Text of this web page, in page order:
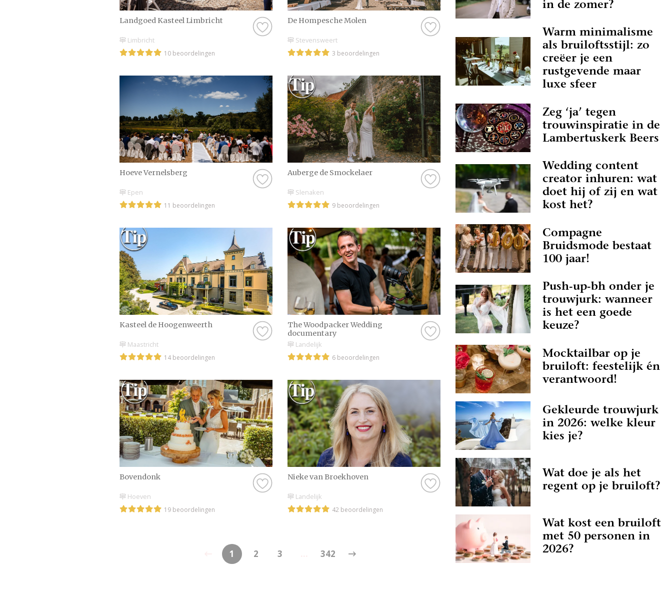
Landgoed Kasteel Limbricht
Limbricht
10 beoordelingen
De Hompesche Molen
Stevensweert
3 beoordelingen
Hoeve Vernelsberg
Epen
11 beoordelingen
Auberge de Smockelaer
Slenaken
9 beoordelingen
Kasteel de Hoogenweerth
Maastricht
14 beoordelingen
The Woodpacker Wedding
documentary
Landelijk
6 beoordelingen
Bovendonk
Hoeven
19 beoordelingen
Nieke van Broekhoven
Landelijk
42 beoordelingen
1 2 3 342
in de zomer?
Warm minimalisme
als bruiloftsstijl: zo
creëer je een
rustgevende maar
luxe sfeer
Zeg ‘ja’ tegen
trouwinspiratie in de
Lambertuskerk Beers
Wedding content
creator inhuren: wat
doet hij of zij en wat
kost het?
Compagne
Bruidsmode bestaat
100 jaar!
Push-up-bh onder je
trouwjurk: wanneer
is het een goede
keuze?
Mocktailbar op je
bruiloft: feestelijk én
verantwoord!
Gekleurde trouwjurk
in 2026: welke kleur
kies je?
Wat doe je als het
regent op je bruiloft?
Wat kost een bruiloft
met 50 personen in
2026?